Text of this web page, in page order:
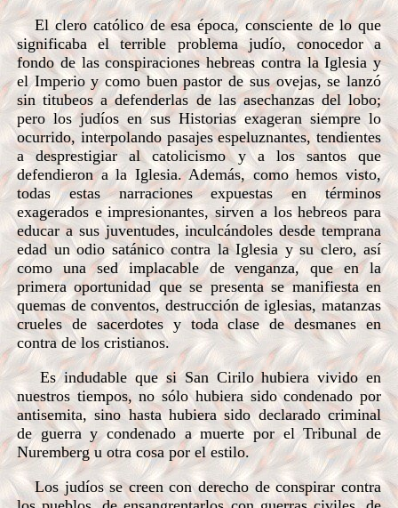
El clero católico de esa época, consciente de lo que
significaba el terrible problema judío, conocedor a
fondo de las conspiraciones hebreas contra la Iglesia y
el Imperio y como buen pastor de sus ovejas, se lanzó
sin titubeos a defenderlas de las asechanzas del lobo;
pero los judíos en sus Historias exageran siempre lo
ocurrido, interpolando pasajes espeluznantes, tendientes
a desprestigiar al catolicismo y a los santos que
defendieron a la Iglesia. Además, como hemos visto,
todas estas narraciones expuestas en términos
exagerados e impresionantes, sirven a los hebreos para
educar a sus juventudes, inculcándoles desde temprana
edad un odio satánico contra la Iglesia y su clero, así
como una sed implacable de venganza, que en la
primera oportunidad que se presenta se manifiesta en
quemas de conventos, destrucción de iglesias, matanzas
crueles de sacerdotes y toda clase de desmanes en
contra de los cristianos.
Es indudable que si San Cirilo hubiera vivido en
nuestros tiempos, no sólo hubiera sido condenado por
antisemita, sino hasta hubiera sido declarado criminal
de guerra y condenado a muerte por el Tribunal de
Nuremberg u otra cosa por el estilo.
Los judíos se creen con derecho de conspirar contra